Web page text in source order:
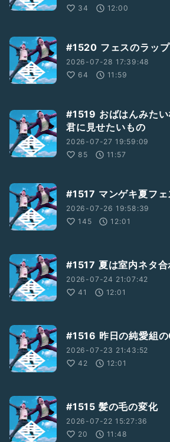
34
12:00
#1520 フェスのラッ
2026-07-28 17:39:48
64
11:59
#1519 おばはんみたい
君に見せたいもの
2026-07-27 19:59:09
85
11:57
#1517 マンゲキ夏フェ
2026-07-26 19:58:39
145
12:01
#1517 夏は室内ネタ
2026-07-24 21:07:42
41
12:01
#1516 昨日の純愛組の
2026-07-23 21:43:52
42
12:01
#1515 髪の毛の変化
2026-07-22 15:27:36
20
11:48